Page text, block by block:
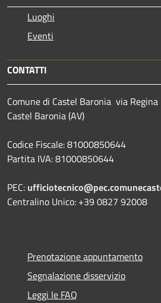
Luoghi
Eventi
CONTATTI
Comune di Castel Baronia via
Castel Baronia (AV)
Codice Fiscale: 81000850644
Partita IVA: 81000850644
PEC:
Centralino Unico: +39 0827 92008
Prenotazione appuntamento
Segnalazione disservizio
Leggi le FAQ